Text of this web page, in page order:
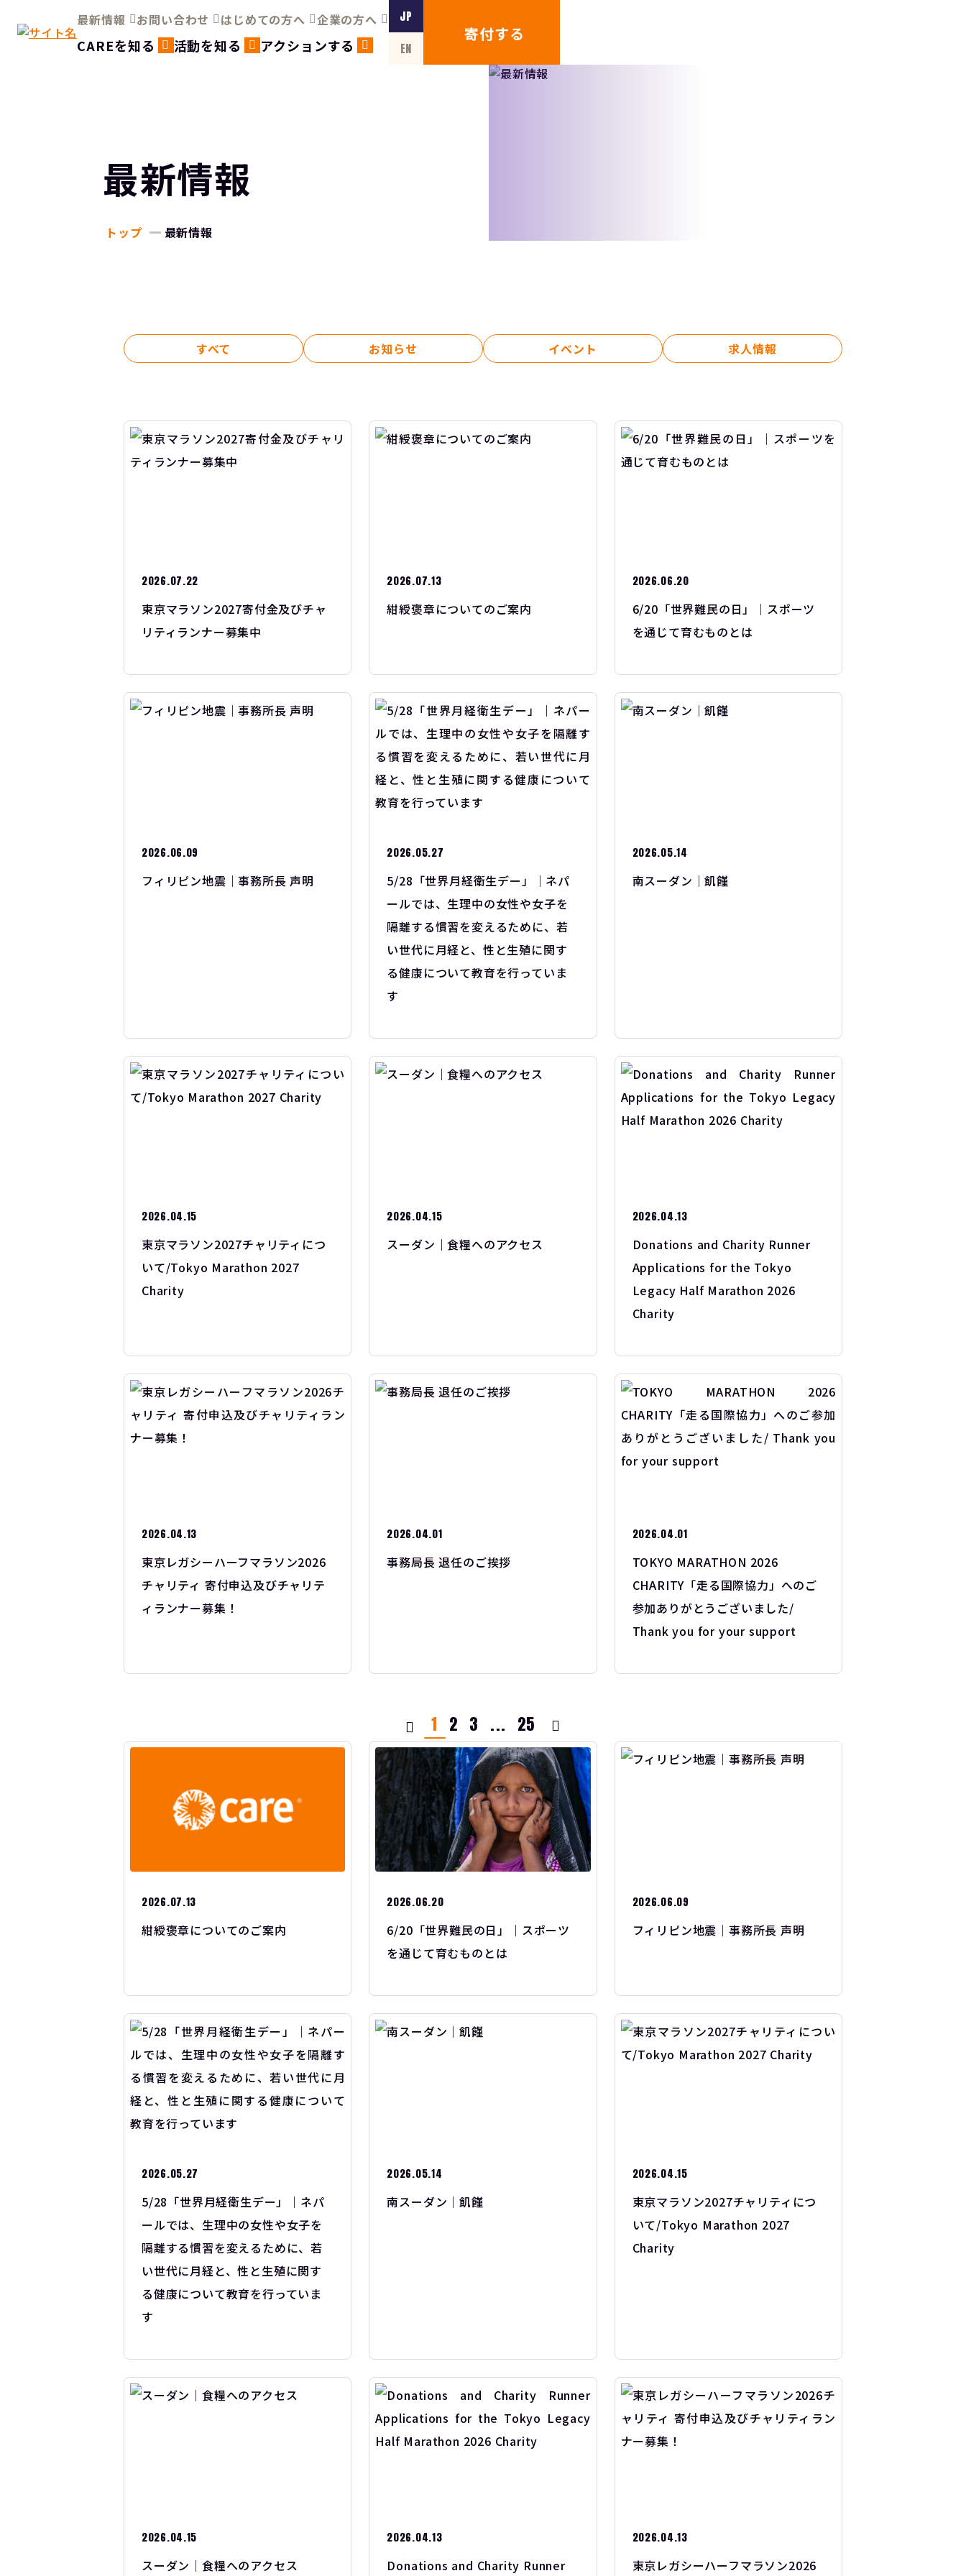
最新情報 お問い合わせ はじめての方へ 企業の方へ
CAREを知る 活動を知る アクションする
JP
EN
寄付する
最新情報
トップ 最新情報
すべて お知らせ イベント 求人情報
2026.07.22
東京マラソン2027寄付金及びチャ
リティランナー募集中
2026.07.13
紺綬褒章についてのご案内
2026.06.20
6/20「世界難民の日」｜スポーツ
を通じて育むものとは
2026.06.09
フィリピン地震｜事務所長 声明
2026.05.27
5/28「世界月経衛生デー」｜ネパ
ールでは、生理中の女性や女子を
隔離する慣習を変えるために、若
い世代に月経と、性と生殖に関す
る健康について教育を行っていま
す
2026.05.14
南スーダン｜飢饉
2026.04.15
東京マラソン2027チャリティにつ
いて/Tokyo Marathon 2027
Charity
2026.04.15
スーダン｜食糧へのアクセス
2026.04.13
Donations and Charity Runner
Applications for the Tokyo
Legacy Half Marathon 2026
Charity
2026.04.13
東京レガシーハーフマラソン2026
チャリティ 寄付申込及びチャリテ
ィランナー募集！
2026.04.01
事務局長 退任のご挨拶
2026.04.01
TOKYO MARATHON 2026
CHARITY「走る国際協力」へのご
参加ありがとうございました/
Thank you for your support
1 2 3 ... 25
2026.07.13
紺綬褒章についてのご案内
2026.06.20
6/20「世界難民の日」｜スポーツ
を通じて育むものとは
2026.06.09
フィリピン地震｜事務所長 声明
2026.05.27
5/28「世界月経衛生デー」｜ネパ
ールでは、生理中の女性や女子を
隔離する慣習を変えるために、若
い世代に月経と、性と生殖に関す
る健康について教育を行っていま
す
2026.05.14
南スーダン｜飢饉
2026.04.15
東京マラソン2027チャリティにつ
いて/Tokyo Marathon 2027
Charity
2026.04.15
スーダン｜食糧へのアクセス
2026.04.13
Donations and Charity Runner
2026.04.13
東京レガシーハーフマラソン2026